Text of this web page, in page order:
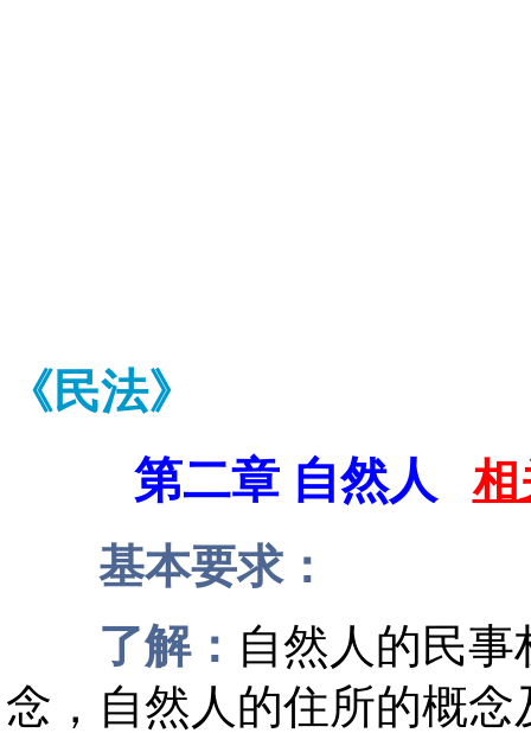
《民法》
第二章 自然人相
基本要求：
了解： 自然人的民
念，自然人的住所的概